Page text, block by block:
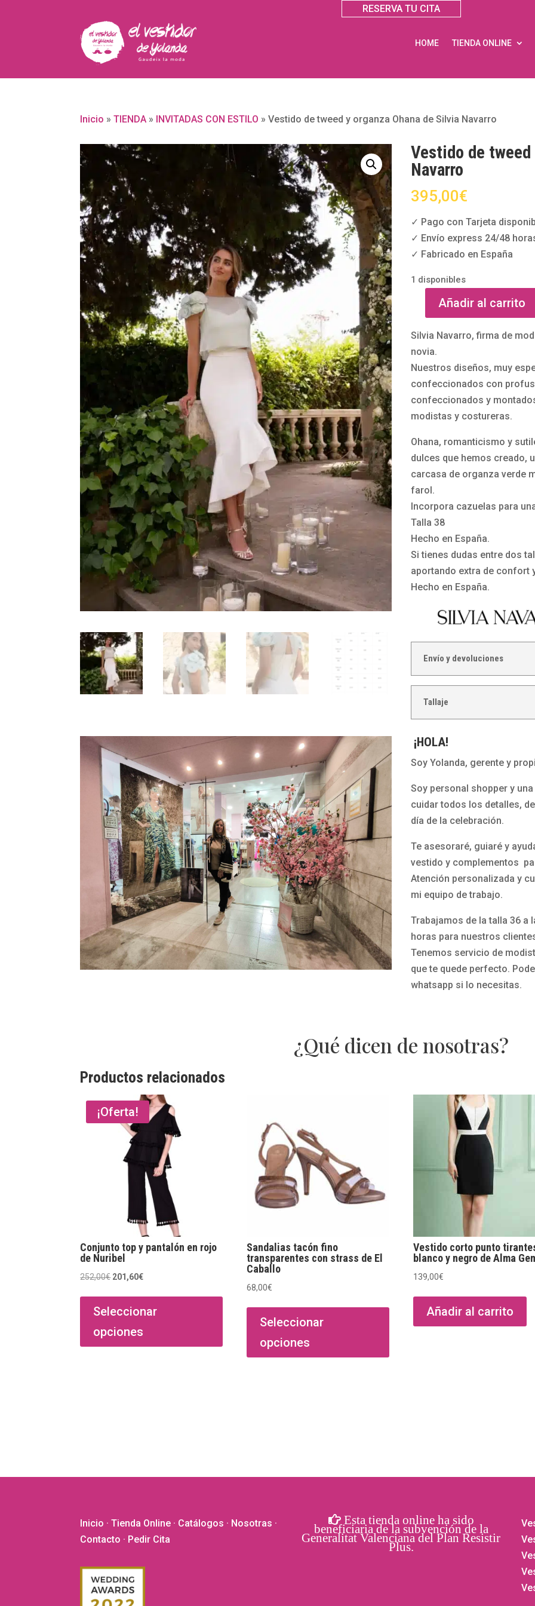
RESERVA TU CITA
HOME TIENDA ONLINE
Inicio »TIENDA » INVITADAS CON ESTILO »Vestido de tweed y organza Ohana de Silvia Navarro
Vestido de tweed
Navarro
395,00€
✓ Pago con Tarjeta
✓ Envío express 24/48
✓ Fabricado en España
1 disponibles
Vestido
tweed
y
organza
Ohana
de
Silvia
Navarro
cantidad
Añadir al carrito
Silvia Navarro, firma de
novia.
Nuestros diseños, muy
confeccionados con
confeccionados y
modistas y costureras.
Ohana, romanticismo y
dulces que hemos creado,
carcasa de organza verde
farol.
Incorpora cazuelas para
Talla 38
Hecho en España.
Si tienes dudas entre dos
aportando extra de confort
Hecho en España.
Envío y devoluciones
Tallaje
¡HOLA!
Soy Yolanda, gerente y
Soy personal shopper y
cuidar todos los detalles,
día de la celebración.
Te asesoraré, guiaré y
vestido y complementos
Atención personalizada y
mi equipo de trabajo.
Trabajamos de la talla 36 a
horas para nuestros
Tenemos servicio de
que te quede perfecto.
whatsapp si lo necesitas.
¿Qué dicen de nosotras?
Productos relacionados
¡Oferta!
Conjunto top y pantalón en rojo
de Nuribel
252,00€ El
original
252,00€.
201,60€El
actual
Seleccionar
opciones
producto
múltiples
variantes.
página
Sandalias tacón fino
transparentes con strass de El
Caballo
68,00€
Seleccionar
opciones
producto
producto
Vestido corto punto
blanco y negro de Alma
139,00€
Añadir al carrito
Inicio ·Tienda Online · Catálogos · Nosotras ·
Contacto · Pedir Cita
Esta tienda online ha sido
beneficiaria de la subvención de la
Generalitat Valenciana del Plan Resistir
Plus.